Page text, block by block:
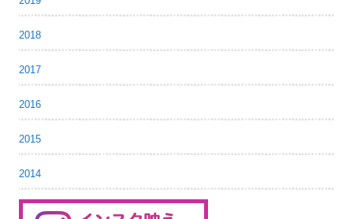
2018
2017
2016
2015
2014